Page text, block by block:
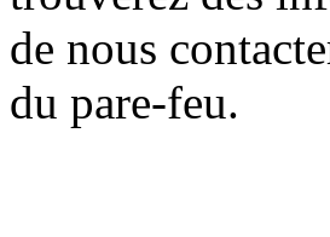
de nous
du pare-feu.